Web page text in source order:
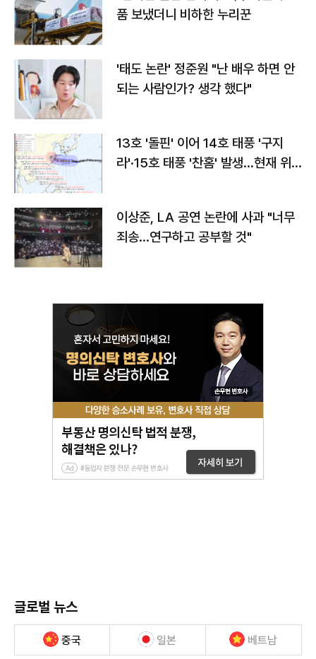
품 보냈더니 비하한 누리꾼
'태도 논란' 정준원 "난 배우 하면 안
되는 사람인가? 생각 했다"
13호 '돌핀' 이어 14호 태풍 '구지
라'·15호 태풍 '찬홈' 발생…현재 위
이상준, LA 공연 논란에 사과 "너무
죄송…연구하고 공부할 것"
글로벌 뉴스
중국 일본 베트남